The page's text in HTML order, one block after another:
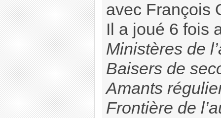
avec François
Il a joué 6 fois
Ministères de
Baisers de
Amants
Frontière de